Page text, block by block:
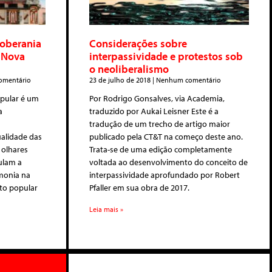
é um
das
a
na
popular
Considerações sobre
interpassividade e protestos sob
o neoliberalismo
23 de julho de 2018 Nenhum comentário
Por Rodrigo Gonsalves, via Academia,
traduzido por Aukai Leisner Este é a
tradução de um trecho de artigo maior
publicado pela CT&T na começo deste ano.
Trata-se de uma edição completamente
voltada ao desenvolvimento do conceito de
interpassividade aprofundado por Robert
Pfaller em sua obra de 2017.
Leia mais »